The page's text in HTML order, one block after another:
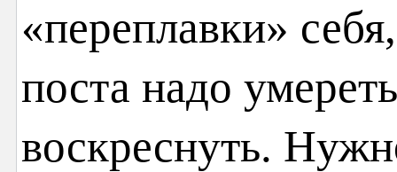
«переплавки»
поста надо
воскреснуть.